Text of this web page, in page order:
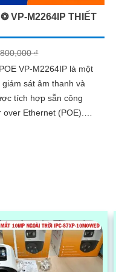
VP-M2264IP THIẾT
₫
VP-M2264IP là một
giám sát âm thanh và
tích hợp sẵn công
over Ethernet (POE).